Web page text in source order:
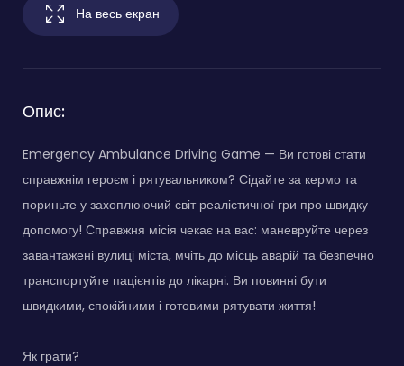
На весь екран
Опис:
Emergency Ambulance Driving Game — Ви готові стати
справжнім героєм і рятувальником? Сідайте за кермо та
пориньте у захоплюючий світ реалістичної гри про швидку
допомогу! Справжня місія чекає на вас: маневруйте через
завантажені вулиці міста, мчіть до місць аварій та безпечно
транспортуйте пацієнтів до лікарні. Ви повинні бути
швидкими, спокійними і готовими рятувати життя!
Як грати?